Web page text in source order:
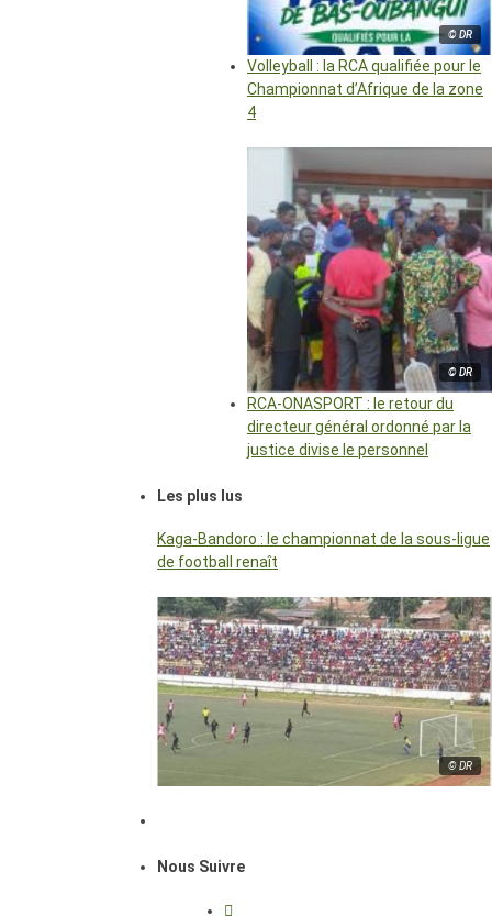
© DR
Volleyball : la RCA qualifiée pour le
Championnat d’Afrique de la zone
4
© DR
RCA-ONASPORT : le retour du
directeur général ordonné par la
justice divise le personnel
Les plus lus
Kaga-Bandoro : le championnat de la sous-ligue
de football renaît
© DR
Nous Suivre